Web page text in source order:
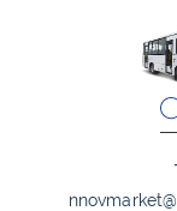
nnovmarket@